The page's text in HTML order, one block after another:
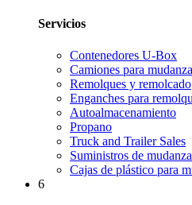
Servicios
Contenedores U-Box
Camiones para mudanza
Remolques y remolcado
Enganches para
Autoalmacenamiento
Propano
Truck and Trailer Sales
Suministros de mudanza
Cajas de plástico para
6